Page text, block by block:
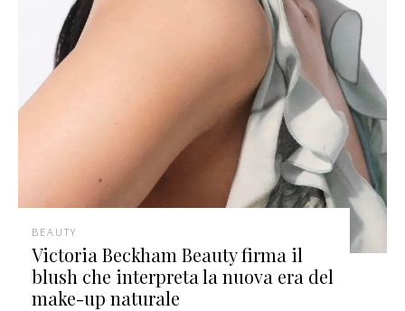
BEAUTY
Victoria Beckham Beauty firma il
blush che interpreta la nuova era del
make-up naturale